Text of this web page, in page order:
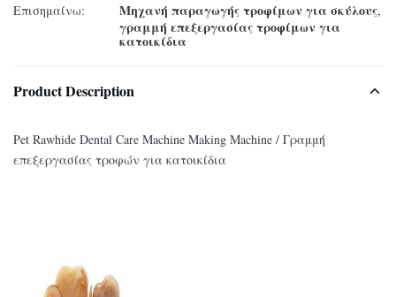
Επισημαίνω:
Μηχανή παραγωγής τροφίμων για σκύλους,
γραμμή επεξεργασίας τροφίμων για
κατοικίδια
Product Description
Pet Rawhide Dental Care Machine Making Machine / Γραμμή
επεξεργασίας τροφών για κατοικίδια